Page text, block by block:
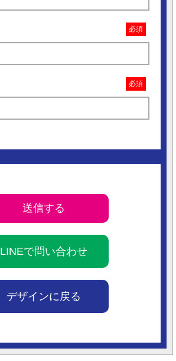
必須
必須
LINEで問い合わせ
デザインに戻る